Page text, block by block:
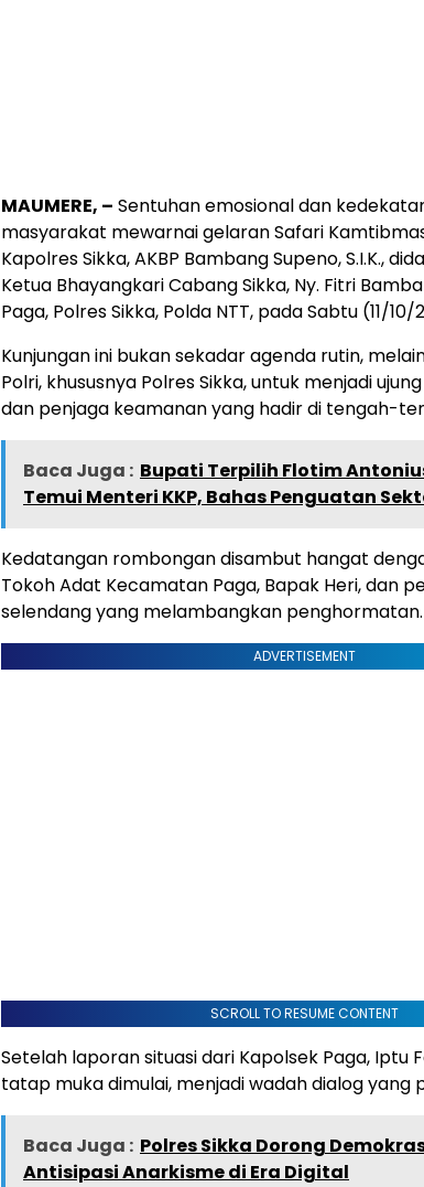
MAUMERE, – Sentuhan emosional dan
masyarakat mewarnai gelaran Safari
Kapolres Sikka, AKBP Bambang Supeno, S.I.K.,
Ketua Bhayangkari Cabang Sikka, Ny. Fitri
Paga, Polres Sikka, Polda NTT, pada Sabtu (11/
Kunjungan ini bukan sekadar agenda rutin,
Polri, khususnya Polres Sikka, untuk menjadi
dan penjaga keamanan yang hadir di tengah-
Baca Juga : Bupati Terpilih Flotim
Temui Menteri KKP, Bahas Penguatan
Kedatangan rombongan disambut hangat
Tokoh Adat Kecamatan Paga, Bapak Heri, dan
selendang yang melambangkan penghormatan.
ADVERTISEMENT
SCROLL TO RESUME CONTENT
Setelah laporan situasi dari Kapolsek Paga, Iptu
tatap muka dimulai, menjadi wadah dialog yang
Baca Juga : Polres Sikka Dorong
Antisipasi Anarkisme di Era Digital